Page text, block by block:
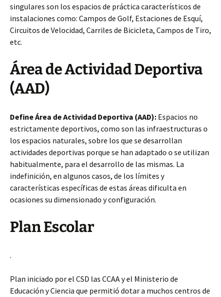
singulares son los espacios de práctica característicos de
instalaciones como: Campos de Golf, Estaciones de Esquí,
Circuitos de Velocidad, Carriles de Bicicleta, Campos de Tiro,
etc.
Área de Actividad Deportiva
(AAD)
Define Área de Actividad Deportiva (AAD): Espacios no
estrictamente deportivos, como son las infraestructuras o
los espacios naturales, sobre los que se desarrollan
actividades deportivas porque se han adaptado o se utilizan
habitualmente, para el desarrollo de las mismas. La
indefinición, en algunos casos, de los límites y
características específicas de estas áreas dificulta en
ocasiones su dimensionado y configuración.
Plan Escolar
.
Plan iniciado por el CSD las CCAA y el Ministerio de
Educación y Ciencia que permitió dotar a muchos centros de